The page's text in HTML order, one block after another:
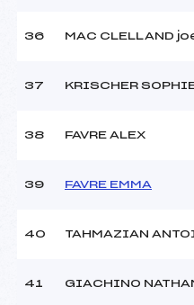
36 MAC CLELLAND
37 KRISCHER
38 FAVRE ALEX
39 FAVRE EMMA
40 TAHMAZIAN
41 GIACHINO